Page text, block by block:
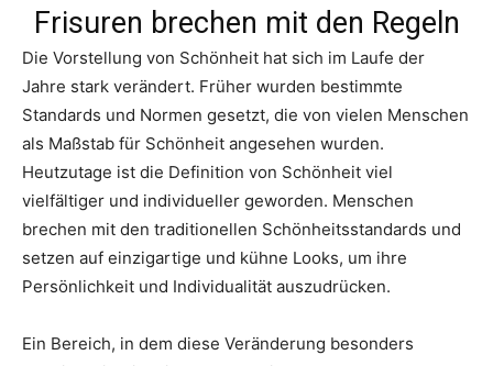
Frisuren brechen mit den Regeln
Die Vorstellung von Schönheit hat sich im Laufe der
Jahre stark verändert. Früher wurden bestimmte
Standards und Normen gesetzt, die von vielen Menschen
als Maßstab für Schönheit angesehen wurden.
Heutzutage ist die Definition von Schönheit viel
vielfältiger und individueller geworden. Menschen
brechen mit den traditionellen Schönheitsstandards und
setzen auf einzigartige und kühne Looks, um ihre
Persönlichkeit und Individualität auszudrücken.
Ein Bereich, in dem diese Veränderung besonders